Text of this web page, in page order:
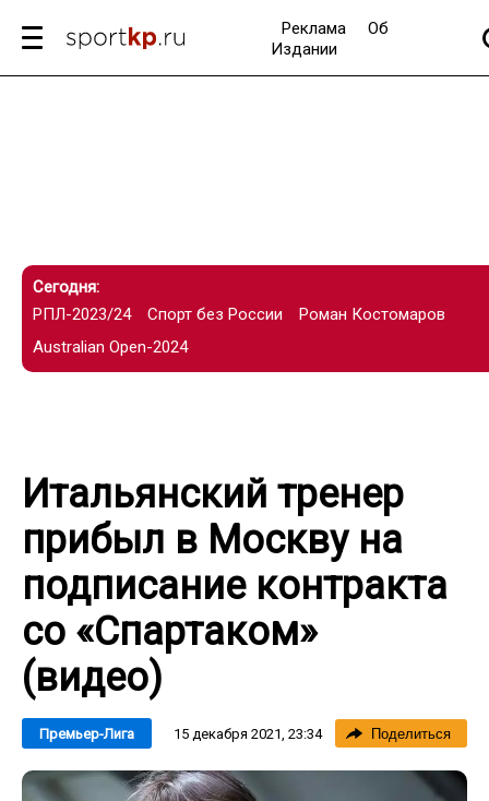
Реклама
Об
Издании
Сегодня:
РПЛ-2023/24
Спорт без России
Роман Костомаров
Australian Open-2024
Итальянский тренер
прибыл в Москву на
подписание контракта
со «Спартаком»
(видео)
Премьер-Лига 15 декабря 2021, 23:34 Поделиться